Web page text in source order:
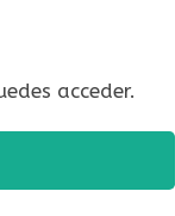
acceder.